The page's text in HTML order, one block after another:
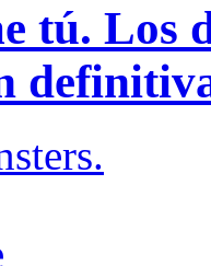
tú. Los